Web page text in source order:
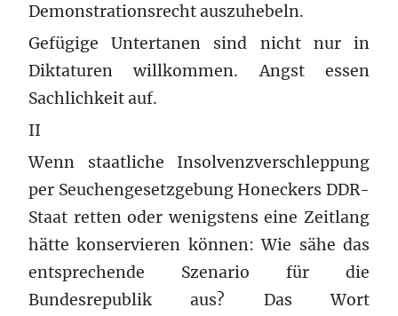
Demonstrationsrecht auszuhebeln.
Gefügige Untertanen sind nicht nur in
Diktaturen willkommen. Angst essen
Sachlichkeit auf.
II
Wenn staatliche Insolvenzverschleppung
per Seuchengesetzgebung Honeckers DDR-
Staat retten oder wenigstens eine Zeitlang
hätte konservieren können: Wie sähe das
entsprechende Szenario für die
Bundesrepublik aus? Das Wort